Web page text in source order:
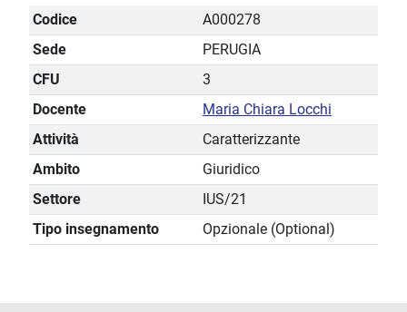
Codice
A000278
Sede
PERUGIA
CFU
3
Docente
Maria Chiara Locchi
Attività
Caratterizzante
Ambito
Giuridico
Settore
IUS/21
Tipo insegnamento
Opzionale (Optional)